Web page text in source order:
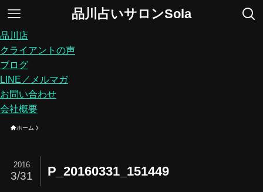
品川占いサロンSola
品川店
クライアントの声
ブログ
LINE／メルマガ
お問い合わせ
会社概要
ホーム
P_20160331_151449
2016
3/31